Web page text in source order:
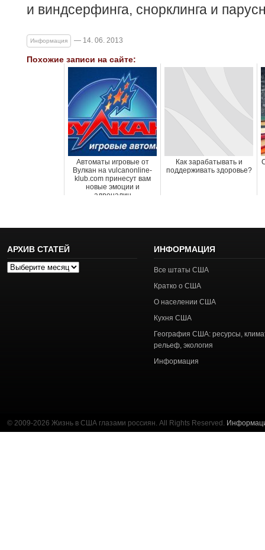
и виндсерфинга, снорклинга и
Информация — 14. 06. 2013
Похожие записи на сайте:
Автоматы игровые от
Вулкан на vulcanonline-
klub.com принесут вам
новые эмоции и
адреналин
Как зарабатывать и
поддерживать здоровье?
АРХИВ СТАТЕЙ
Архив
ИНФОРМАЦИЯ
Все штаты США
Кратко о США
О населении США
Кухня США
География США: ресурсы,
рельеф, экология
Информация
© 2009-2026 Жизнь в США глазами россиян. All Rights Reserved.